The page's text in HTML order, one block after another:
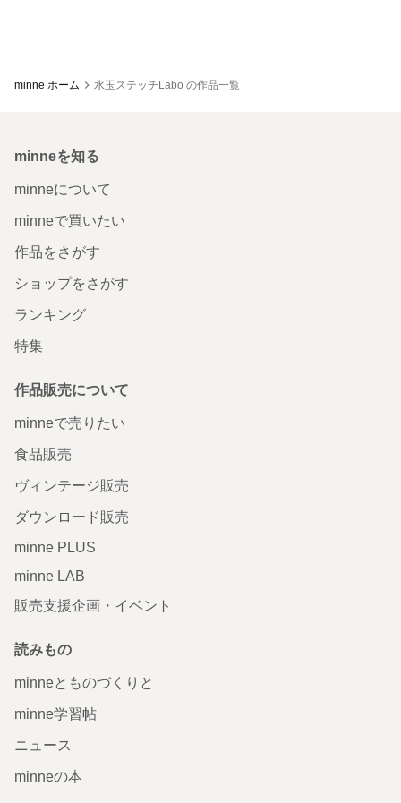
minne ホーム 水玉ステッチLabo の作品一覧
minneを知る
minneについて
minneで買いたい
作品をさがす
ショップをさがす
ランキング
特集
作品販売について
minneで売りたい
食品販売
ヴィンテージ販売
ダウンロード販売
minne PLUS
minne LAB
販売支援企画・イベント
読みもの
minneとものづくりと
minne学習帖
ニュース
minneの本